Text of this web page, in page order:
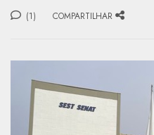
(1) COMPARTILHAR